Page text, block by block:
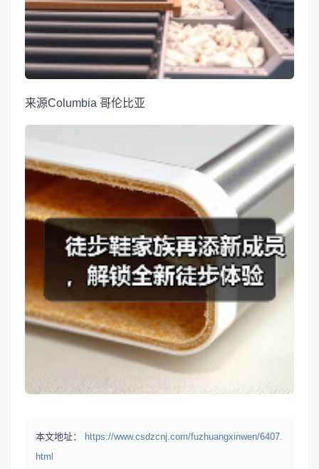
来源Columbia 哥伦比亚
本文地址：
https://www.csdzcnj.com/fuzhuangxinwen/6407.
html